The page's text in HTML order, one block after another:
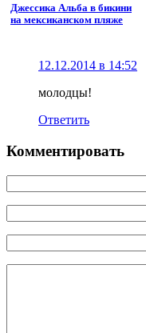
Джессика Альба в бикини
на мексиканском пляже
12.12.2014 в 14:52
молодцы!
Ответить
Комментировать